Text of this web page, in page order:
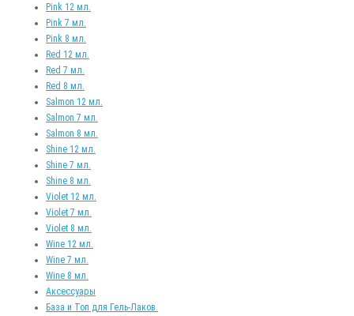
Pink 12 мл.
Pink 7 мл.
Pink 8 мл.
Red 12 мл.
Red 7 мл.
Red 8 мл.
Salmon 12 мл.
Salmon 7 мл.
Salmon 8 мл.
Shine 12 мл.
Shine 7 мл.
Shine 8 мл.
Violet 12 мл.
Violet 7 мл.
Violet 8 мл.
Wine 12 мл.
Wine 7 мл.
Wine 8 мл.
Аксессуары
База и Топ для Гель-Лаков.